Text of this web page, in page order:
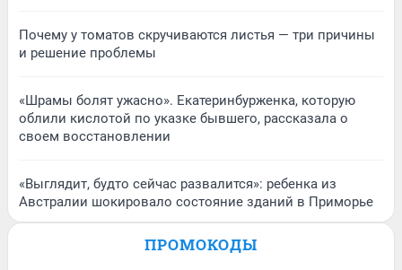
Почему у томатов скручиваются листья — три причины
и решение проблемы
«Шрамы болят ужасно». Екатеринбурженка, которую
облили кислотой по указке бывшего, рассказала о
своем восстановлении
«Выглядит, будто сейчас развалится»: ребенка из
Австралии шокировало состояние зданий в Приморье
ПРОМОКОДЫ